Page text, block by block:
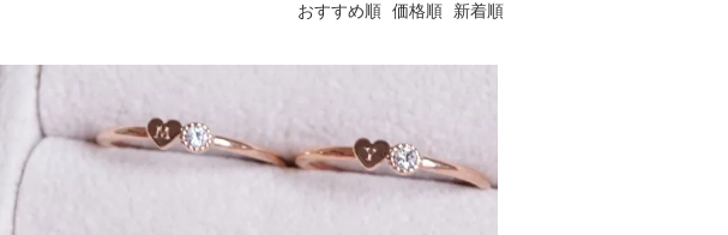
おすすめ順 価格順 新着順